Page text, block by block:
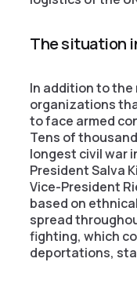
The situation
In addition to
organizations
to face armed
Tens of
longest civil war
President Salva
Vice-President
based on
spread
fighting, which
deportations,